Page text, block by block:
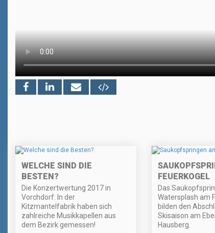
WELCHE SIND DIE
BESTEN?
Die Konzertwertung 2017 in
Vorchdorf: In der
Kitzmantelfabrik haben sich
zahlreiche Musikkapellen aus
dem Bezirk gemessen!
FEUERKOGEL
Das
Watersplash am
bilden den
Skisaison am
Hausberg.